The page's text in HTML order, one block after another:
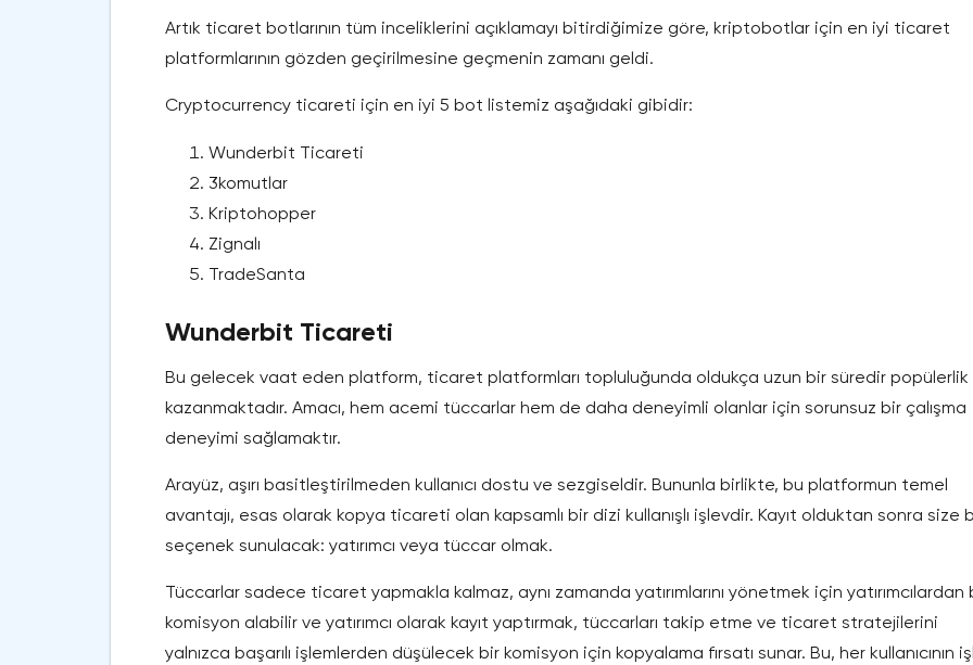
Artık ticaret botlarının tüm inceliklerini açıklamayı bitirdiğimize göre, kriptobotlar için en iyi ticaret
platformlarının gözden geçirilmesine geçmenin zamanı geldi.
Cryptocurrency ticareti için en iyi 5 bot listemiz aşağıdaki gibidir:
Wunderbit Ticareti
3komutlar
Kriptohopper
Zignalı
TradeSanta
Wunderbit Ticareti
Bu gelecek vaat eden platform, ticaret platformları topluluğunda oldukça uzun bir süredir popülerlik
kazanmaktadır. Amacı, hem acemi tüccarlar hem de daha deneyimli olanlar için sorunsuz bir çalışma
deneyimi sağlamaktır.
Arayüz, aşırı basitleştirilmeden kullanıcı dostu ve sezgiseldir. Bununla birlikte, bu platformun temel
avantajı, esas olarak kopya ticareti olan kapsamlı bir dizi kullanışlı işlevdir. Kayıt olduktan sonra size
seçenek sunulacak: yatırımcı veya tüccar olmak.
Tüccarlar sadece ticaret yapmakla kalmaz, aynı zamanda yatırımlarını yönetmek için yatırımcılardan
komisyon alabilir ve yatırımcı olarak kayıt yaptırmak, tüccarları takip etme ve ticaret stratejilerini
yalnızca başarılı işlemlerden düşülecek bir komisyon için kopyalama fırsatı sunar. Bu, her kullanıcının